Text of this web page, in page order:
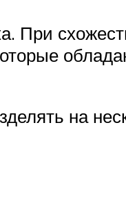
При
на